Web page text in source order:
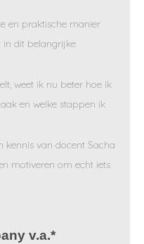
en praktische manier
in dit belangrijke
weet ik nu beter hoe ik
en welke stappen ik
kennis van docent Sacha
motiveren om echt iets
v.a.*